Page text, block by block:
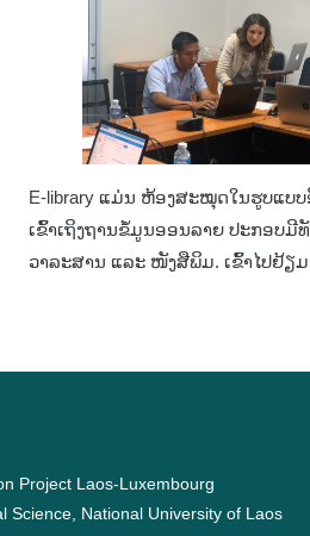
E-library ແມ່ນ ຫ້ອງສະໝຸດໃນຮູບແບ
ເຂົ້າເຖິງຖານຂໍ້ມູນອອນລາຍ ປະກອບມີ
ວາລະສານ ແລະ ໜັງສືພິມ. ເຂົ້າໄປຢ້ຽມ
Project Laos-Luxembourg
Science, National University of Laos